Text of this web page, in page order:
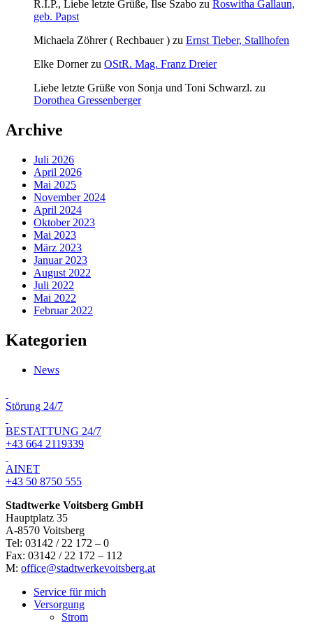
R.I.P., Liebe letzte Grüße, Ilse Szabo zu Roswitha Gallaun,
geb. Papst
Michaela Zöhrer ( Rechbauer ) zu Ernst Tieber, Stallhofen
Elke Dornerzu OStR. Mag. Franz Dreier
Liebe letzte Grüße von Sonja und Toni Schwarzl. zu
Dorothea Gressenberger
Archive
Juli 2026
April 2026
Mai 2025
November 2024
April 2024
Oktober 2023
Mai 2023
März 2023
Januar 2023
August 2022
Juli 2022
Mai 2022
Februar 2022
Kategorien
News
Störung 24/7
BESTATTUNG 24/7
+43 664 2119339
AINET
+43 50 8750 555
Stadtwerke Voitsberg GmbH
Hauptplatz 35
A-8570 Voitsberg
Tel: 03142 / 22 172 – 0
Fax: 03142 / 22 172 – 112
M: office@stadtwerkevoitsberg.at
Service für mich
Versorgung
Strom